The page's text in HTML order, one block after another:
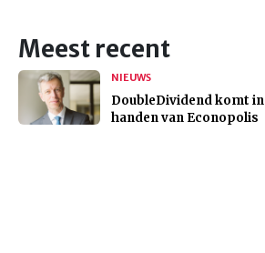
Meest recent
NIEUWS
DoubleDividend komt in
handen van Econopolis